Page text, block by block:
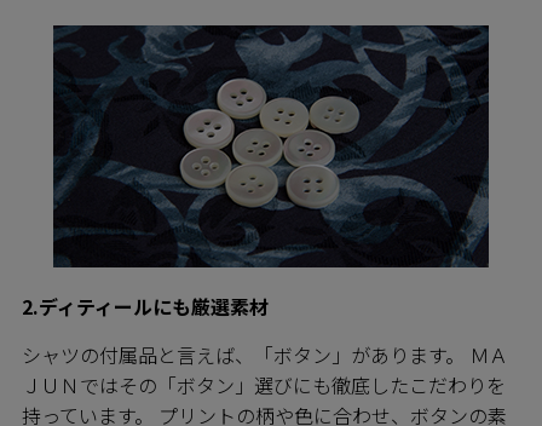
2.ディティールにも厳選素材
シャツの付属品と言えば、「ボタン」があります。 ＭＡ
ＪＵＮではその「ボタン」選びにも徹底したこだわりを
持っています。 プリントの柄や色に合わせ、ボタンの素